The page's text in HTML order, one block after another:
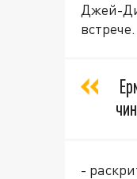
Джей-Ди
встрече.
-